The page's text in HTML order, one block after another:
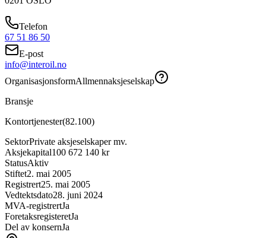
Telefon
67 51 86 50
E-post
info@interoil.no
OrganisasjonsformAllmennaksjeselskap
Bransje
Kontortjenester(82.100)
SektorPrivate aksjeselskaper mv.
Aksjekapital100 672 140 kr
StatusAktiv
Stiftet2. mai 2005
Registrert25. mai 2005
Vedtektsdato28. juni 2024
MVA-registrertJa
ForetaksregisteretJa
Del av konsernJa